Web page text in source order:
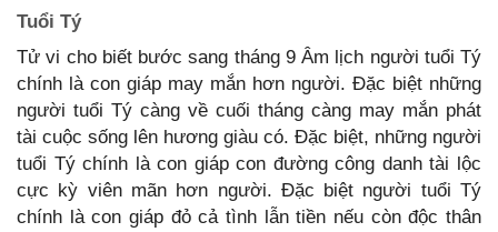
Tuổi Tý
Tử vi cho biết bước sang tháng 9 Âm lịch người tuổi Tý
chính là con giáp may mắn hơn người. Đặc biệt những
người tuổi Tý càng về cuối tháng càng may mắn phát
tài cuộc sống lên hương giàu có. Đặc biệt, những người
tuổi Tý chính là con giáp con đường công danh tài lộc
cực kỳ viên mãn hơn người. Đặc biệt người tuổi Tý
chính là con giáp đỏ cả tình lẫn tiền nếu còn độc thân